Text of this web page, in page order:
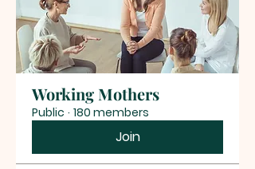
Working Mothers
Public · 180 members
Join